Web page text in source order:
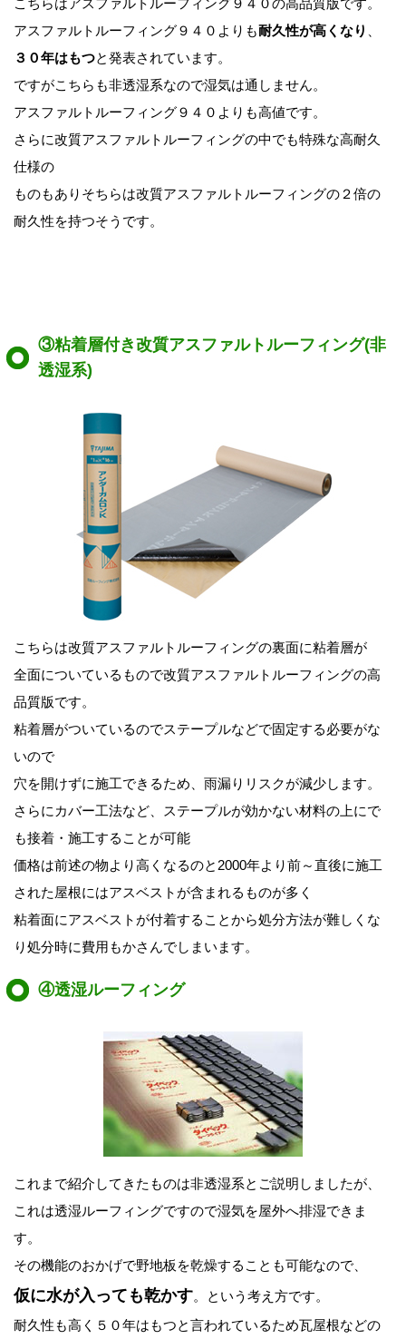
アスファルトルーフィング９４０よりも耐久性が高くなり
３０年はもつと発表されています。
ですがこちらも非透湿系なので湿気は通しません。
アスファルトルーフィング９４０よりも高値です。
さらに改質アスファルトルーフィングの中でも特殊な高耐久
仕様の
ものもありそちらは改質アスファルトルーフィングの２倍の
耐久性を持つそうです。
③粘着層付き改質アスファルトルーフィング(非
透湿系)
こちらは改質アスファルトルーフィングの裏面に粘着層が
全面についているもので改質アスファルトルーフィングの高
品質版です。
粘着層がついているのでステープルなどで固定する必要がな
いので
穴を開けずに施工できるため、雨漏りリスクが減少します。
さらにカバー工法など、ステープルが効かない材料の上にで
も接着・施工することが可能
価格は前述の物より高くなるのと2000年より前～直後に施工
された屋根にはアスベストが含まれるものが多く
粘着面にアスベストが付着することから処分方法が難しくな
り処分時に費用もかさんでしまいます。
④透湿ルーフィング
これまで紹介してきたものは非透湿系とご説明しましたが、
これは透湿ルーフィングですので湿気を屋外へ排湿できま
す。
その機能のおかげで野地板を乾燥することも可能なので、
仮に水が入っても乾かす。という考え方です。
耐久性も高く５０年はもつと言われているため瓦屋根などの